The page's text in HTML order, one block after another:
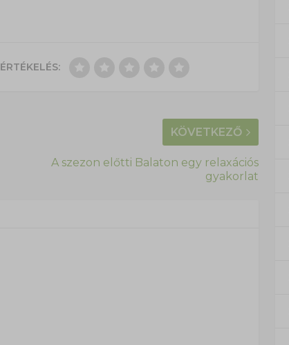
ÉRTÉKELÉS:
KÖVETKEZŐ
A szezon előtti Balaton egy relaxációs
gyakorlat